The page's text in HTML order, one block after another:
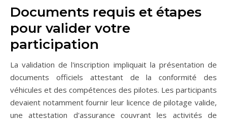
Documents requis et étapes
pour valider votre
participation
La validation de l'inscription impliquait la présentation de
documents officiels attestant de la conformité des
véhicules et des compétences des pilotes. Les participants
devaient notamment fournir leur licence de pilotage valide,
une attestation d'assurance couvrant les activités de